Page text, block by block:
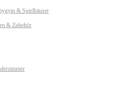
& Spielhäuser
& Zubehör